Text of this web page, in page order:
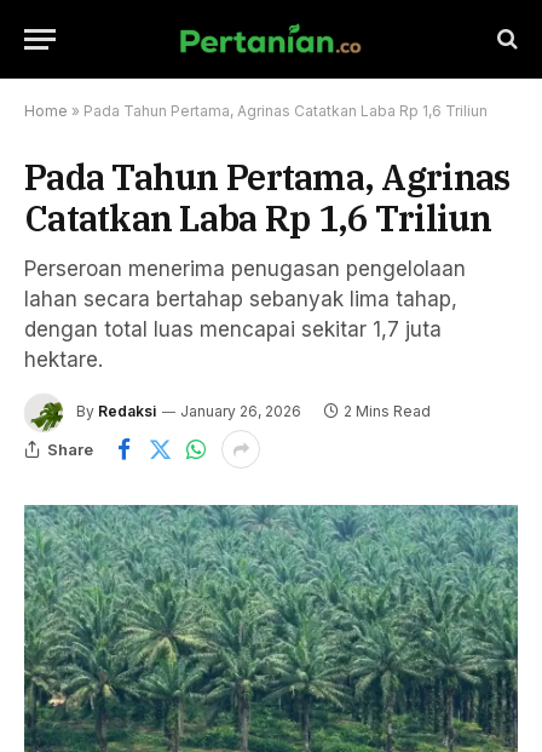
Home » Pada Tahun Pertama, Agrinas Catatkan Laba Rp 1,6 Triliun
Pada Tahun Pertama, Agrinas
Catatkan Laba Rp 1,6 Triliun
Perseroan menerima penugasan pengelolaan
lahan secara bertahap sebanyak lima tahap,
dengan total luas mencapai sekitar 1,7 juta
hektare.
By Redaksi January 26, 2026 2 Mins Read
Share